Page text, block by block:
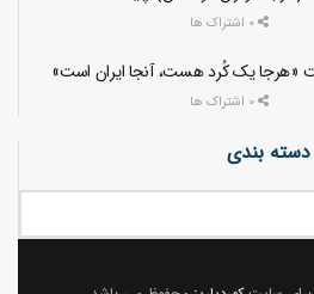
«هرجا یک کُرد هست، آنجا ایران است»
دسته بندی